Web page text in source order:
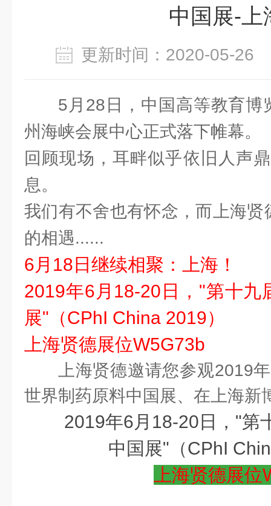
中国展-上
更新时间：2020-05-
5月28日，中国高等教育博
州海峡会展中心正式落下帷幕。
回顾现场，耳畔似乎依旧人声
息。
我们有不舍也有怀念，而上海贤
的相遇......
6月18日继续相聚：上海！
2019年6月18-20日，"第十九
展"（CPhI China 2019）
上海贤德展位W5G73b
上海贤德邀请您参观2019
世界制药原料中国展、在上海新
2019年6月18-20日，"第
中国展"（CPhI
上海贤德展